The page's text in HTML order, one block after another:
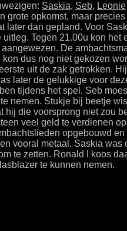
Saskia, Seb, Leonie
grote opkomst, maar
later dan gepland. Voor
Tegen 21.00u kon het
De
dus nog niet gekozen
uit de zak getrokken.
later de gelukkige voor
tijdens het spel. Seb
nemen. Stukje bij beetje
hij die voorsprong niet zou
veel geld te verdienen
opgebouwd en
vooral metaal. Saskia was
te zetten. Ronald I koos
te kunnen nemen.